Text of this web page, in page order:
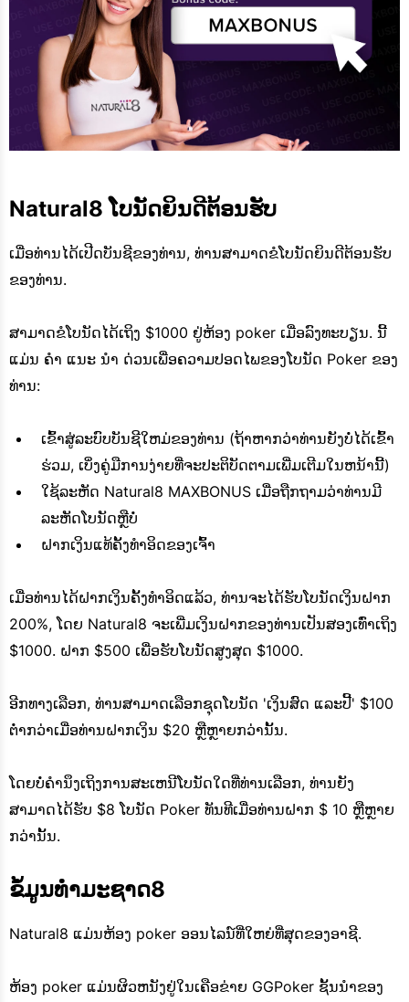
Natural8 ໂບນັດຍິນດີຕ້ອນຮັບ
ເມື່ອທ່ານໄດ້ເປີດບັນຊີຂອງທ່ານ, ທ່ານສາມາດຂໍໂບນັດຍິນດີຕ້ອນຮັບ
ຂອງທ່ານ.
ສາມາດຂໍໂບນັດໄດ້ເຖິງ $1000 ຢູ່ຫ້ອງ poker ເມື່ອລົງທະບຽນ. ນີ້
ແມ່ນ ຄຳ ແນະ ນຳ ດ່ວນເພື່ອຄວາມປອດໄພຂອງໂບນັດ Poker ຂອງ
ທ່ານ:
ເຂົ້າ​ສູ່​ລະ​ບົບ​ບັນ​ຊີ​ໃຫມ່​ຂອງ​ທ່ານ (ຖ້າ​ຫາກ​ວ່າ​ທ່ານ​ຍັງ​ບໍ່​ໄດ້​ເຂົ້າ​
ຮ່ວມ​, ເບິ່ງ​ຄູ່​ມື​ການ​ງ່າຍ​ທີ່​ຈະ​ປະ​ຕິ​ບັດ​ຕາມ​ເພີ່ມ​ເຕີມ​ໃນ​ຫນ້າ​ນີ້​)
ໃຊ້ລະຫັດ Natural8 MAXBONUS ເມື່ອຖືກຖາມວ່າທ່ານມີ
ລະຫັດໂບນັດຫຼືບໍ່
ຝາກເງິນແທ້ຄັ້ງທຳອິດຂອງເຈົ້າ
ເມື່ອທ່ານໄດ້ຝາກເງິນຄັ້ງທຳອິດແລ້ວ, ທ່ານຈະໄດ້ຮັບໂບນັດເງິນຝາກ
200%, ໂດຍ Natural8 ຈະເພີ່ມເງິນຝາກຂອງທ່ານເປັນສອງເທົ່າເຖິງ
$1000. ຝາກ $500 ເພື່ອຮັບໂບນັດສູງສຸດ $1000.
ອີກທາງເລືອກ, ທ່ານສາມາດເລືອກຊຸດໂບນັດ 'ເງິນສົດ ແລະປີ້' $100
ຕ່ໍາກວ່າເມື່ອທ່ານຝາກເງິນ $20 ຫຼືຫຼາຍກວ່ານັ້ນ.
ໂດຍບໍ່ຄໍານຶງເຖິງການສະເຫນີໂບນັດໃດທີ່ທ່ານເລືອກ, ທ່ານຍັງ
ສາມາດໄດ້ຮັບ $8 ໂບນັດ Poker ທັນທີເມື່ອທ່ານຝາກ $ 10 ຫຼືຫຼາຍ
ກວ່ານັ້ນ.
ຂໍ້ມູນທໍາມະຊາດ8
Natural8 ແມ່ນຫ້ອງ poker ອອນໄລນ໌ທີ່ໃຫຍ່ທີ່ສຸດຂອງອາຊີ.
ຫ້ອງ poker ແມ່ນຜິວຫນັງຢູ່ໃນເຄືອຂ່າຍ GGPoker ຊັ້ນນໍາຂອງ